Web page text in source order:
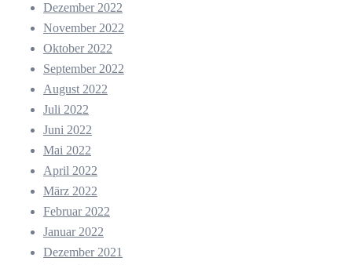
Dezember 2022
November 2022
Oktober 2022
September 2022
August 2022
Juli 2022
Juni 2022
Mai 2022
April 2022
März 2022
Februar 2022
Januar 2022
Dezember 2021